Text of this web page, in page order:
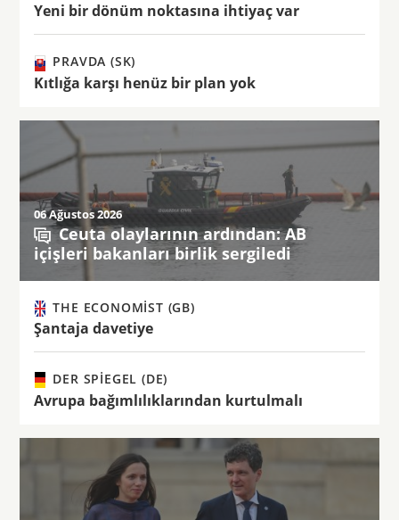
Yeni bir dönüm noktasına ihtiyaç var
PRAVDA (SK)
Kıtlığa karşı henüz bir plan yok
06 Ağustos 2026
Ceuta olaylarının ardından: AB
içişleri bakanları birlik sergiledi
THE ECONOMIST (GB)
Şantaja davetiye
DER SPIEGEL (DE)
Avrupa bağımlılıklarından kurtulmalı